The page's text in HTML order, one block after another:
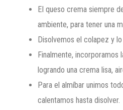
El queso crema siempre
ambiente, para tener una
Disolvemos el colapez y
Finalmente, incorporamos
logrando una crema lisa,
Para el almíbar unimos
calentamos hasta disolver.